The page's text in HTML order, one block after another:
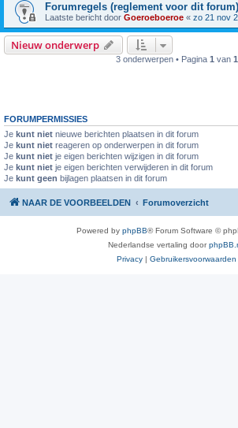
Forumregels (reglement voor dit forum)
Laatste bericht door Goeroeboeroe « zo 21 nov
Nieuw onderwerp
3 onderwerpen • Pagina 1 van 1
FORUMPERMISSIES
Je kunt niet nieuwe berichten plaatsen in dit forum
Je kunt niet reageren op onderwerpen in dit forum
Je kunt niet je eigen berichten wijzigen in dit forum
Je kunt niet je eigen berichten verwijderen in dit forum
Je kunt geen bijlagen plaatsen in dit forum
NAAR DE VOORBEELDEN Forumoverzicht
Powered by phpBB® Forum Software ©
Nederlandse vertaling door
Privacy | Gebruikersvoorwaarden